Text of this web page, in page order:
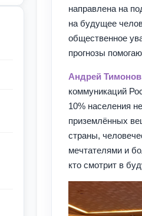
направлена на
на будущее
общественное
прогнозы
Андрей
коммуникаций
10% населения
приземлённых
страны,
мечтателями и
кто смотрит в